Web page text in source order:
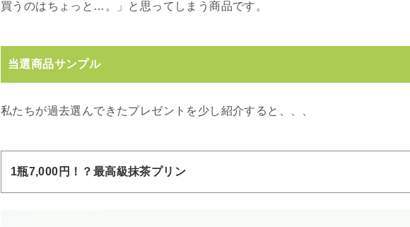
買うのはちょっと…。」と思ってしまう商品です。
当選商品サンプル
私たちが過去選んできたプレゼントを少し紹介すると、、、
1瓶7,000円！？最高級抹茶プリン